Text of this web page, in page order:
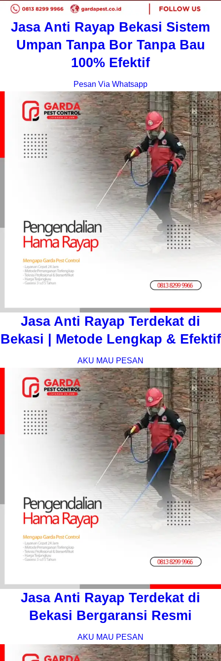
Jasa Anti Rayap Bekasi Sistem
Umpan Tanpa Bor Tanpa Bau
100% Efektif
Pesan Via Whatsapp
Jasa Anti Rayap Terdekat di
Bekasi | Metode Lengkap & Efektif
AKU MAU PESAN
Jasa Anti Rayap Terdekat di
Bekasi Bergaransi Resmi
AKU MAU PESAN